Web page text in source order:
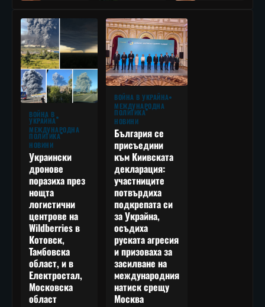
ВОЙНА В
УКРАЙНА
МЕЖДУНАРОДНА
ПОЛИТИКА
НОВИНИ
Украински
дронове
поразиха през
нощта
логистични
центрове на
Wildberries в
Котовск,
Тамбовска
област, и в
Електростал,
Московска
област
ВОЙНА В УКРАЙНА
МЕЖДУНАРОДНА
ПОЛИТИКА
НОВИНИ
България се
присъедини
към Киивската
декларация:
участниците
потвърдиха
подкрепата си
за Украйна,
осъдиха
руската агресия
и призоваха за
засилване на
международния
натиск срещу
Москва